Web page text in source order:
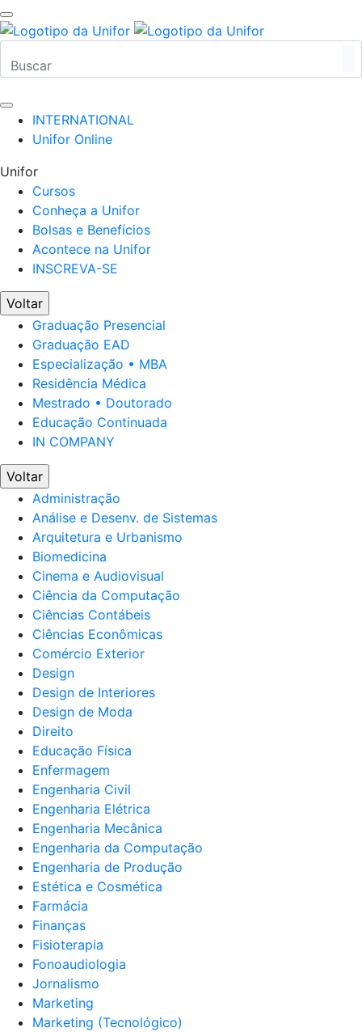
INTERNATIONAL
Unifor Online
Unifor
Cursos
Conheça a Unifor
Bolsas e Benefícios
Acontece na Unifor
INSCREVA-SE
Voltar
Graduação Presencial
Graduação EAD
Especialização • MBA
Residência Médica
Mestrado • Doutorado
Educação Continuada
IN COMPANY
Voltar
Administração
Análise e Desenv. de Sistemas
Arquitetura e Urbanismo
Biomedicina
Cinema e Audiovisual
Ciência da Computação
Ciências Contábeis
Ciências Econômicas
Comércio Exterior
Design
Design de Interiores
Design de Moda
Direito
Educação Física
Enfermagem
Engenharia Civil
Engenharia Elétrica
Engenharia Mecânica
Engenharia da Computação
Engenharia de Produção
Estética e Cosmética
Farmácia
Finanças
Fisioterapia
Fonoaudiologia
Jornalismo
Marketing
Marketing (Tecnológico)